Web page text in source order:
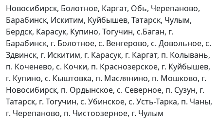
Новосибирск, Болотное, Каргат, Обь, Черепаново,
Барабинск, Искитим, Куйбышев, Татарск, Чулым,
Бердск, Карасук, Купино, Тогучин, с.Баган, г.
Барабинск, г. Болотное, с. Венгерово, с. Довольное, с.
Здвинск, г. Искитим, г. Карасук, г. Каргат, п. Колывань,
п. Коченево, с. Кочки, п. Краснозерское, г. Куйбышев,
г. Купино, с. Кыштовка, п. Маслянино, п. Мошково, г.
Новосибирск, п. Ордынское, с. Северное, п. Сузун, г.
Татарск, г. Тогучин, с. Убинское, с. Усть-Тарка, п. Чаны,
г. Черепаново, п. Чистоозерное, г. Чулым